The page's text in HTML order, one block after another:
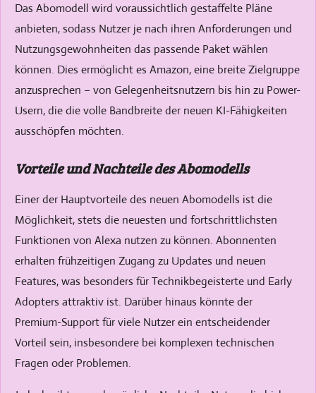
Das Abomodell wird voraussichtlich gestaffelte Pläne
anbieten, sodass Nutzer je nach ihren Anforderungen und
Nutzungsgewohnheiten das passende Paket wählen
können. Dies ermöglicht es Amazon, eine breite Zielgruppe
anzusprechen – von Gelegenheitsnutzern bis hin zu Power-
Usern, die die volle Bandbreite der neuen KI-Fähigkeiten
ausschöpfen möchten.
Vorteile und Nachteile des Abomodells
Einer der Hauptvorteile des neuen Abomodells ist die
Möglichkeit, stets die neuesten und fortschrittlichsten
Funktionen von Alexa nutzen zu können. Abonnenten
erhalten frühzeitigen Zugang zu Updates und neuen
Features, was besonders für Technikbegeisterte und Early
Adopters attraktiv ist. Darüber hinaus könnte der
Premium-Support für viele Nutzer ein entscheidender
Vorteil sein, insbesondere bei komplexen technischen
Fragen oder Problemen.